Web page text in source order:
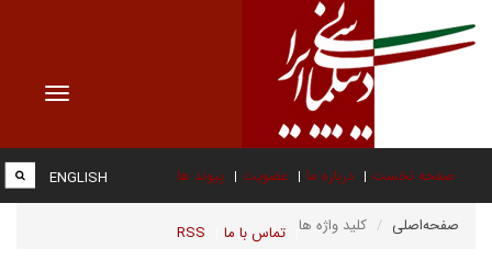
Toggle
صفحه نخست درباره ما عضویت پیوند ها
تماس با ما RSS
ENGLISH
صفحه‌اصلی کلید واژه ها